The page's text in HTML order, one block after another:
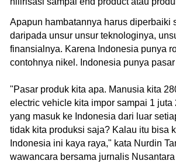
Apapun hambatannya harus diperbaiki
daripada unsur unsur teknologinya,
finansialnya. Karena Indonesia punya
contohnya nikel. Indonesia punya
"Pasar produk kita apa. Manusia kita
electric vehicle kita impor sampai 1 juta
yang masuk ke Indonesia dari luar
tidak kita produksi saja? Kalau itu bisa
Indonesia ini kaya raya," kata Nurdin
wawancara bersama jurnalis